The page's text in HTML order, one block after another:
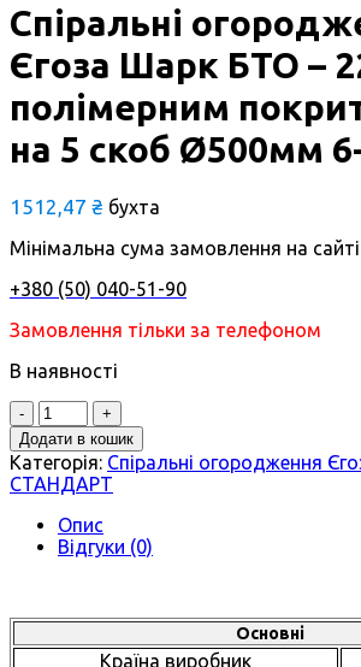
Спіральні
Єгоза Шарк БТО –
полімерним
на 5 скоб Ø500мм
1512,47 ₴ бухта
Мінімальна сума замовлення на
+380 (50) 040-51-90
Замовлення тільки за телефоном
В наявності
Додати в кошик
Категорія: Спіральні огородження
СТАНДАРТ
Опис
Відгуки (0)
Основні
Країна виробник